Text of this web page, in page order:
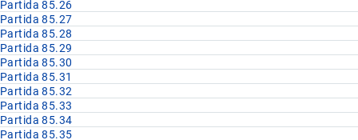
Partida 85.26
Partida 85.27
Partida 85.28
Partida 85.29
Partida 85.30
Partida 85.31
Partida 85.32
Partida 85.33
Partida 85.34
Partida 85.35